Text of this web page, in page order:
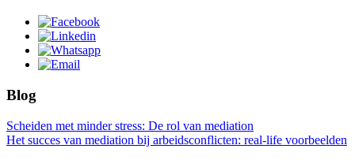
Blog
Scheiden met minder stress: De rol van mediation
Het succes van mediation bij arbeidsconflicten: real-life voorbeelden